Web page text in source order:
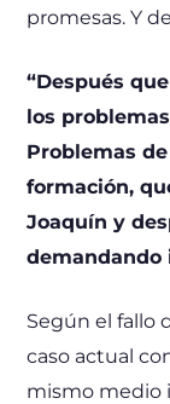
promesas. Y
“Después
los
Problemas
formación,
Joaquín y
demandando
Según el fallo
caso actual
mismo medio